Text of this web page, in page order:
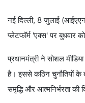
नई दिल्ली, 8 जुलाई
प्लेटफॉर्म 'एक्स' पर बुधवार
प्रधानमंत्री ने सोशल
है। इससे कठिन चुनौतियों के
समृद्धि और आत्मनिर्भरता